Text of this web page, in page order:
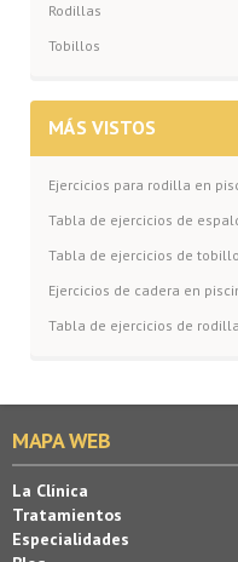
Rodillas
Tobillos
MÁS VISTOS
Ejercicios para rodilla en
Tabla de ejercicios de
Tabla de ejercicios de
Ejercicios de cadera en
Tabla de ejercicios de rodilla
MAPA WEB
La Clínica
Tratamientos
Especialidades